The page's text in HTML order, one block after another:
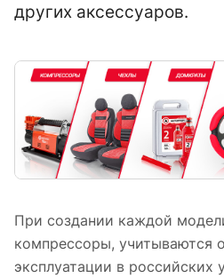
других аксессуаров.
При создании каждой
компрессоры, учитываются
эксплуатации в российских